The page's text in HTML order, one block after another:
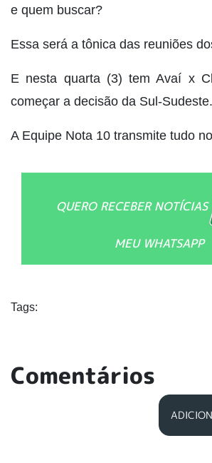
e quem buscar?
Essa será a tônica das reuniões
E nesta quarta (3) tem Avaí x
começar a decisão da Sul-Sudeste.
A Equipe Nota 10 transmite tudo
QUERO RECEBER NOTÍCIAS
MEU WHATSAPP
Tags:
Comentários